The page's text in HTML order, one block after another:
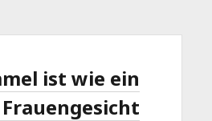
ist wie ein